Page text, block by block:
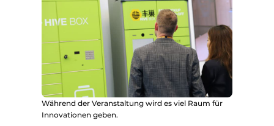
Während der Veranstaltung wird es viel Raum für
Innovationen geben.